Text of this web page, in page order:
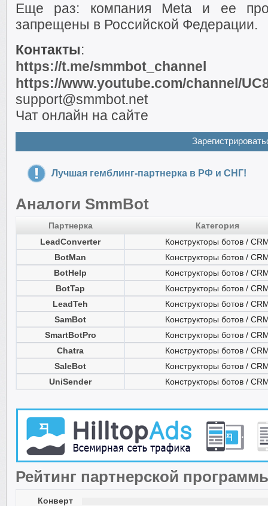
Еще раз: компания Meta и ее
запрещены в Российской Федерации.
Контакты:
https://t.me/smmbot_channel
https://www.youtube.com/channel/
support@smmbot.net
Чат онлайн на сайте
Лучшая гемблинг-партнерка в РФ и СНГ!
Аналоги SmmBot
Партнерка
Категория
LeadConverter
Конструкторы ботов /
BotMan
Конструкторы ботов /
BotHelp
Конструкторы ботов /
BotTap
Конструкторы ботов /
LeadTeh
Конструкторы ботов /
SamBot
Конструкторы ботов /
SmartBotPro
Конструкторы ботов /
Chatra
Конструкторы ботов /
SaleBot
Конструкторы ботов /
UniSender
Конструкторы ботов /
Рейтинг партнерской
Конверт